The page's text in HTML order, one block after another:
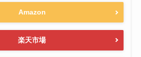
Amazon
楽天市場